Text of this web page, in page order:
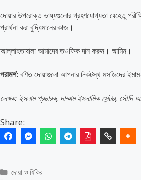
দোয়ার উপরোক্ত ভাষ্যগুলোর গ্রহণযোগ্যতা যেহেতু
প্রার্থনা করা বুদ্ধিমানের কাজ।
আল্লাহতায়ালা আমাদের তওফিক দান করুন। আমিন।
পরামর্শ:বর্ণিত দোয়াগুলো আপনার নিকটস্থ মসজিদের
লেখক: ইসলাম প্রচারক, দাম্মাম ইসলামিক সেন্টার, সৌদি
Share:
Categories
দোয়া ও যিকির